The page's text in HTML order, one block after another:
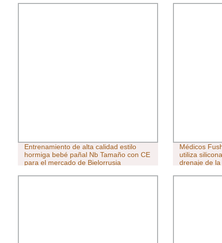
Entrenamiento de alta calidad estilo
hormiga bebé pañal Nb Tamaño con CE
para el mercado de Bielorrusia
Médicos
utiliza
drenaje de